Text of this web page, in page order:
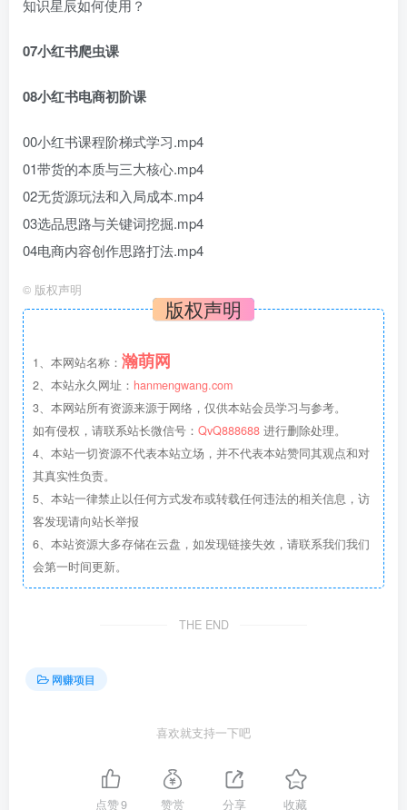
知识星辰如何使用？
07小红书爬虫课
08小红书电商初阶课
00小红书课程阶梯式学习.mp4
01带货的本质与三大核心.mp4
02无货源玩法和入局成本.mp4
03选品思路与关键词挖掘.mp4
04电商内容创作思路打法.mp4
© 版权声明
版权声明
1、本网站名称： 瀚萌网
2、本站永久网址： hanmengwang.com
3、本网站所有资源来源于网络，仅供本站会员学习与参考。
如有侵权，请联系站长微信号： QvQ888688 进行删除处理。
4、本站一切资源不代表本站立场，并不代表本站赞同其观点和对
其真实性负责。
5、本站一律禁止以任何方式发布或转载任何违法的相关信息，访
客发现请向站长举报
6、本站资源大多存储在云盘，如发现链接失效，请联系我们我们
会第一时间更新。
THE END
网赚项目
喜欢就支持一下吧
点赞9 赞赏 分享 收藏